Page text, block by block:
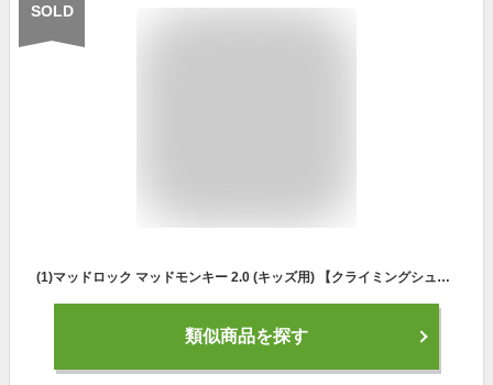
SOLD
(1)マッドロック マッドモンキー 2.0 (キッズ用) 【クライミングシューズ・ボルダリングシューズ】【キッズクライミングシューズ】
類似商品を探す